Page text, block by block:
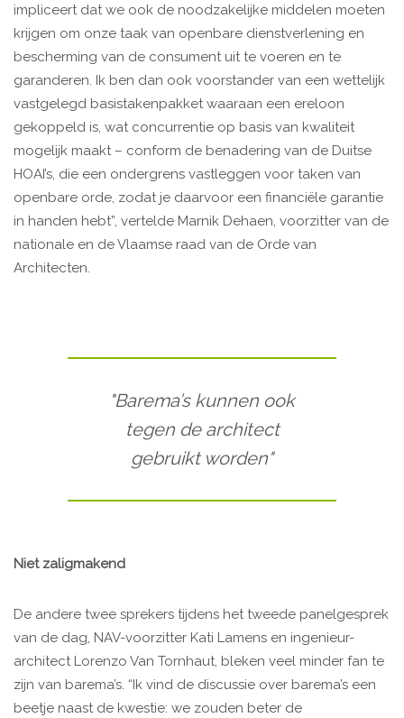
impliceert dat we ook de noodzakelijke middelen moeten
krijgen om onze taak van openbare dienstverlening en
bescherming van de consument uit te voeren en te
garanderen. Ik ben dan ook voorstander van een wettelijk
vastgelegd basistakenpakket waaraan een ereloon
gekoppeld is, wat concurrentie op basis van kwaliteit
mogelijk maakt – conform de benadering van de Duitse
HOAI’s, die een ondergrens vastleggen voor taken van
openbare orde, zodat je daarvoor een financiële garantie
in handen hebt”, vertelde Marnik Dehaen, voorzitter van de
nationale en de Vlaamse raad van de Orde van
Architecten.
"Barema’s kunnen ook
tegen de architect
gebruikt worden"
Niet zaligmakend
De andere twee sprekers tijdens het tweede panelgesprek
van de dag, NAV-voorzitter Kati Lamens en ingenieur-
architect Lorenzo Van Tornhaut, bleken veel minder fan te
zijn van barema’s. “Ik vind de discussie over barema’s een
beetje naast de kwestie: we zouden beter de